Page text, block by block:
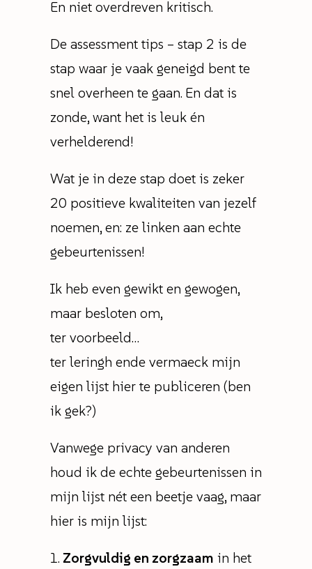
En niet overdreven kritisch.
De assessment tips – stap 2 is de
stap waar je vaak geneigd bent te
snel overheen te gaan. En dat is
zonde, want het is leuk én
verhelderend!
Wat je in deze stap doet is zeker
20 positieve kwaliteiten van jezelf
noemen, en: ze linken aan echte
gebeurtenissen!
Ik heb even gewikt en gewogen,
maar besloten om,
ter voorbeeld…
ter leringh ende vermaeck mijn
eigen lijst hier te publiceren (ben
ik gek?)
Vanwege privacy van anderen
houd ik de echte gebeurtenissen in
mijn lijst nét een beetje vaag, maar
hier is mijn lijst:
Zorgvuldig en zorgzaam in het